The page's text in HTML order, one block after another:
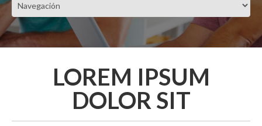
LOREM IPSUM
DOLOR SIT